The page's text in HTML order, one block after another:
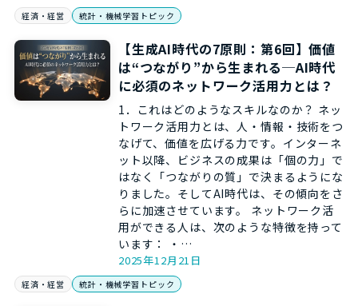
経済・経営 統計・機械学習トピック
【生成AI時代の7原則：第6回】価値
は“つながり”から生まれる─AI時代
に必須のネットワーク活用力とは？
1．これはどのようなスキルなのか？ ネッ
トワーク活用力とは、人・情報・技術をつ
なげて、価値を広げる力です。インターネ
ット以降、ビジネスの成果は「個の力」で
はなく「つながりの質」で決まるようにな
りました。そしてAI時代は、その傾向をさ
らに加速させています。 ネットワーク活
用ができる人は、次のような特徴を持って
います： ・…
2025年12月21日
経済・経営 統計・機械学習トピック